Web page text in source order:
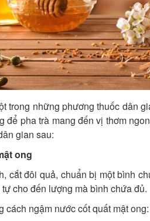
trong những phương thuốc dân
để pha trà mang đến vị thơm
gian sau:
ong
cắt đôi quả, chuẩn bị một bình
cho đến lượng mà bình chứa đủ.
cách ngậm nước cốt quất mật